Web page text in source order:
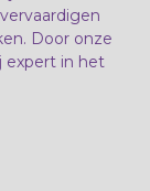
Door onze
expert in het